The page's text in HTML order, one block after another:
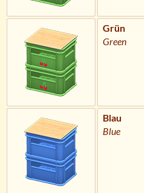
Grün
Green
Blau
Blue